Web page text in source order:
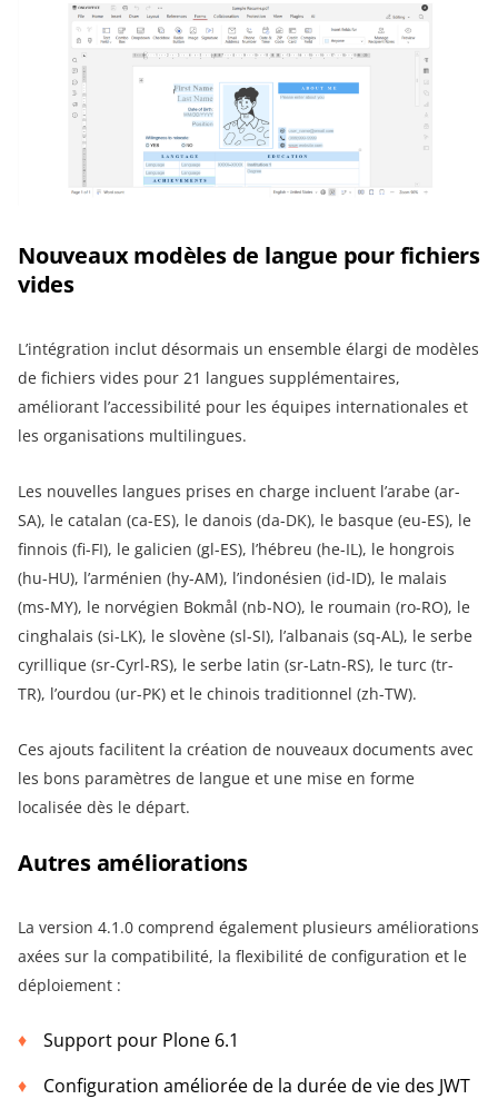
Nouveaux modèles de langue pour fichiers
vides
L’intégration inclut désormais un ensemble élargi de modèles
de fichiers vides pour 21 langues supplémentaires,
améliorant l’accessibilité pour les équipes internationales et
les organisations multilingues.
Les nouvelles langues prises en charge incluent l’arabe (ar-
SA), le catalan (ca-ES), le danois (da-DK), le basque (eu-ES), le
finnois (fi-FI), le galicien (gl-ES), l’hébreu (he-IL), le hongrois
(hu-HU), l’arménien (hy-AM), l’indonésien (id-ID), le malais
(ms-MY), le norvégien Bokmål (nb-NO), le roumain (ro-RO), le
cinghalais (si-LK), le slovène (sl-SI), l’albanais (sq-AL), le serbe
cyrillique (sr-Cyrl-RS), le serbe latin (sr-Latn-RS), le turc (tr-
TR), l’ourdou (ur-PK) et le chinois traditionnel (zh-TW).
Ces ajouts facilitent la création de nouveaux documents avec
les bons paramètres de langue et une mise en forme
localisée dès le départ.
Autres améliorations
La version 4.1.0 comprend également plusieurs améliorations
axées sur la compatibilité, la flexibilité de configuration et le
déploiement :
Support pour Plone 6.1
Configuration améliorée de la durée de vie des JWT